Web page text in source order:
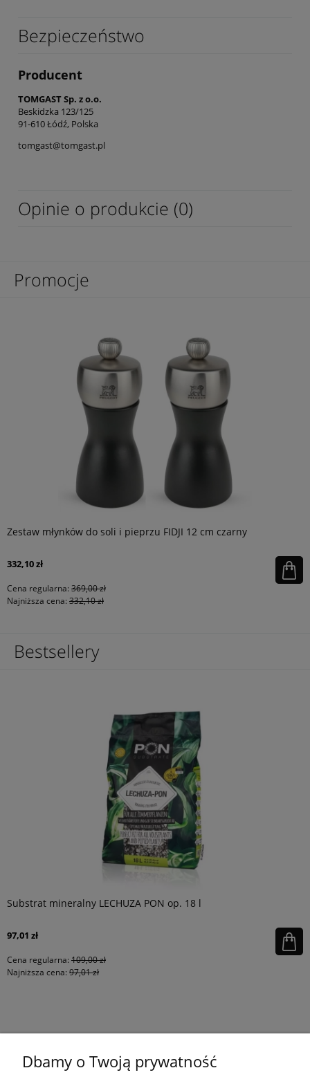
Bezpieczeństwo
Producent
TOMGAST Sp. z o.o.
Beskidzka 123/125
91-610 Łódź, Polska
tomgast@tomgast.pl
Opinie o produkcie (0)
Promocje
Zestaw młynków do soli i pieprzu FIDJI 12 cm czarny
332,10 zł
Cena regularna: 369,00 zł
Najniższa cena: 332,10 zł
Bestsellery
Substrat mineralny LECHUZA PON op. 18 l
97,01 zł
Cena regularna: 109,00 zł
Najniższa cena: 97,01 zł
Dbamy o Twoją prywatność